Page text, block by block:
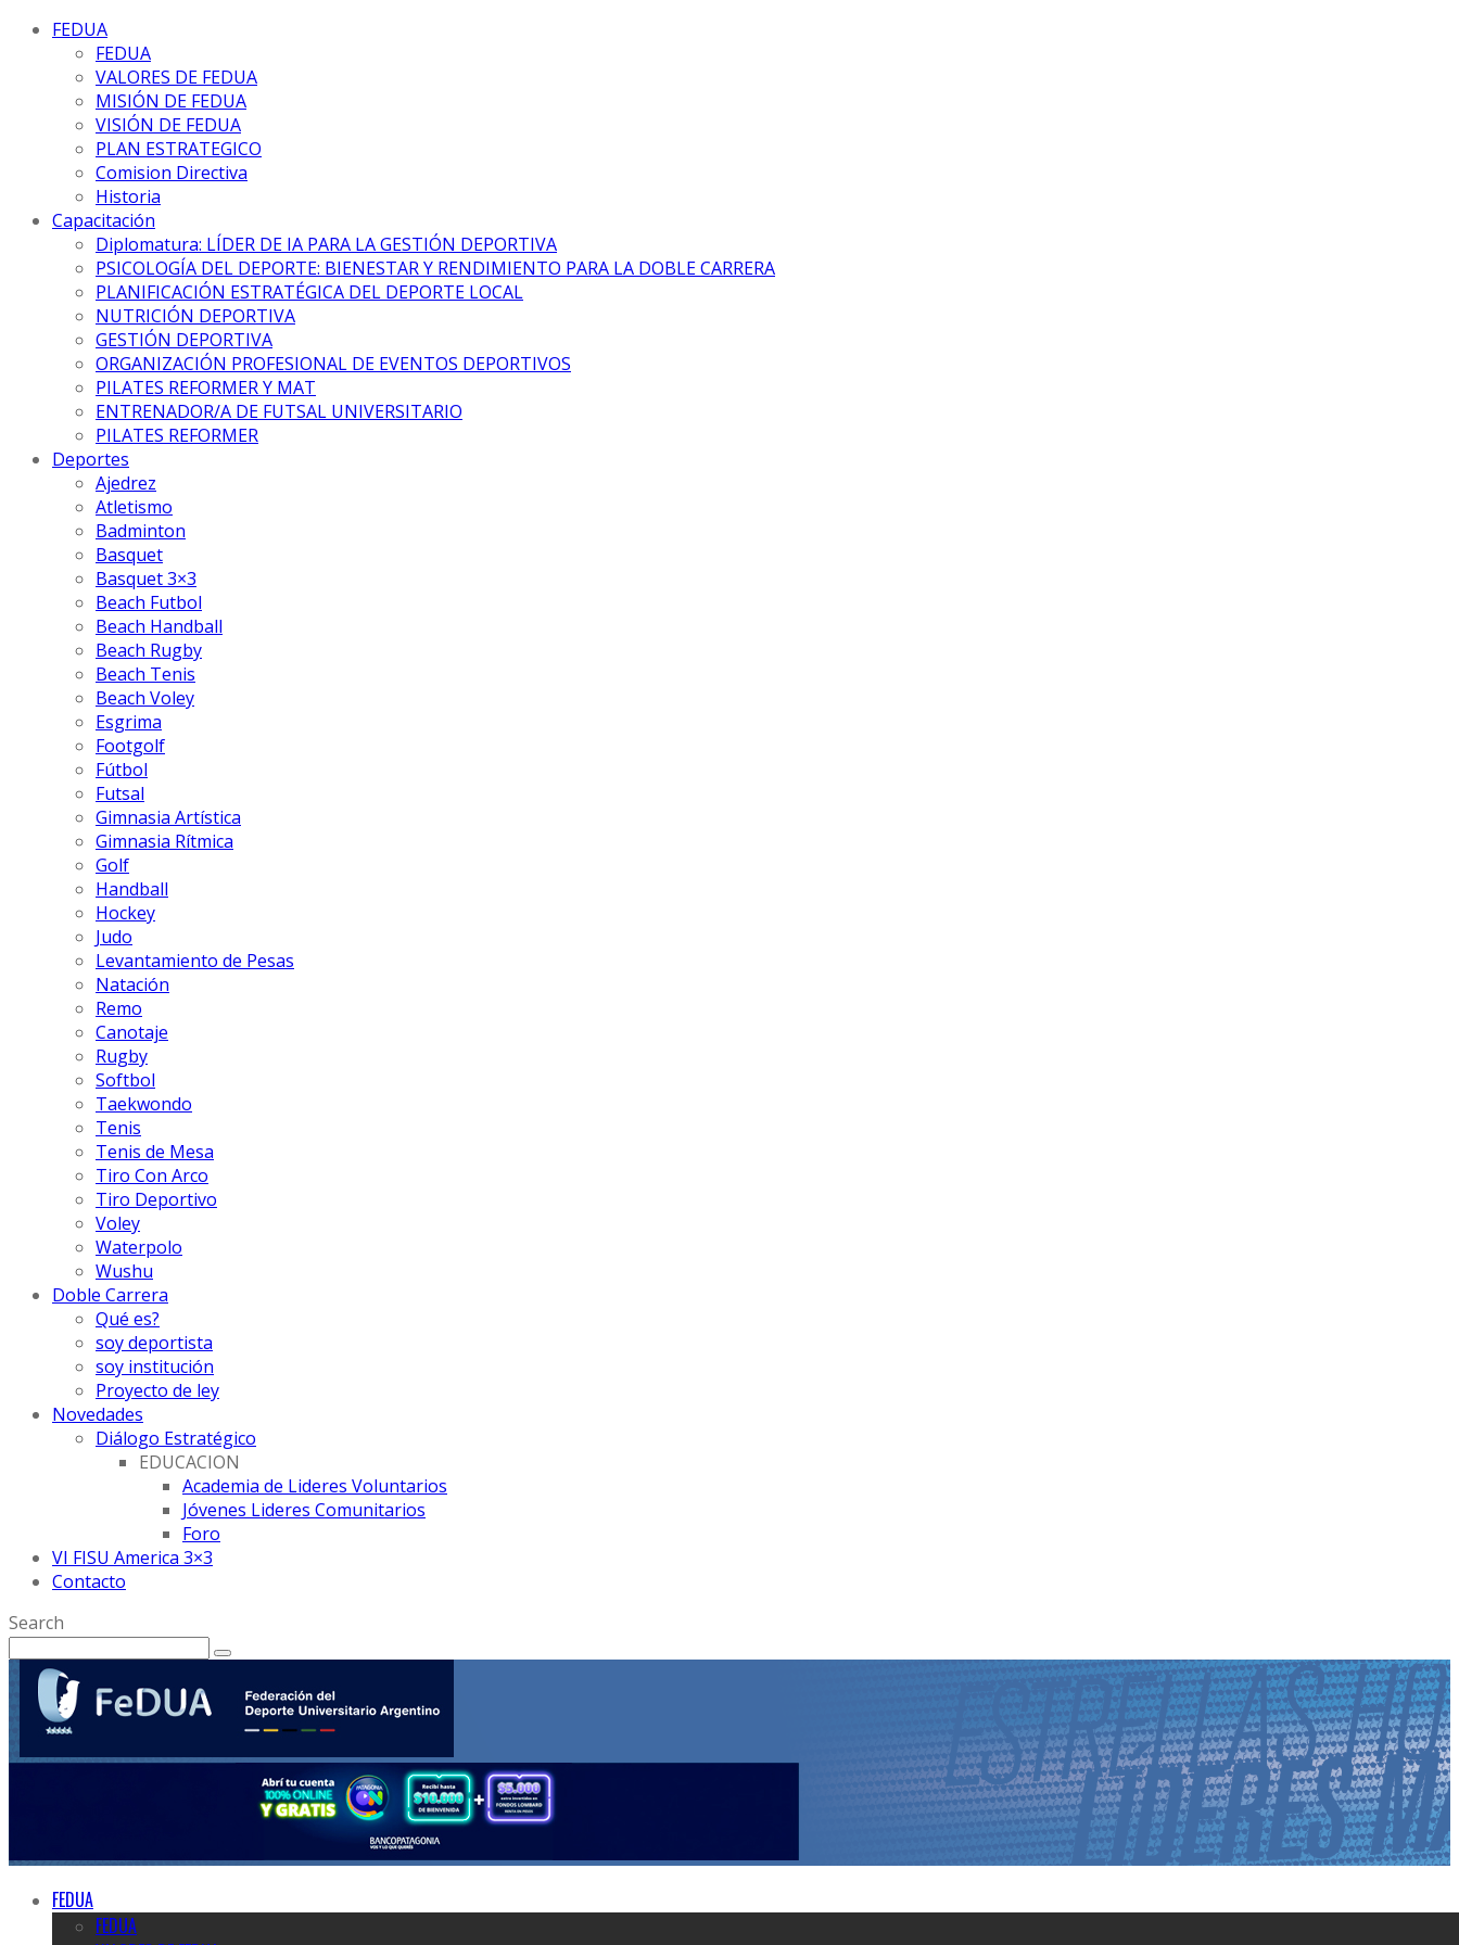
FEDUA
FEDUA
VALORES DE FEDUA
MISIÓN DE FEDUA
VISIÓN DE FEDUA
PLAN ESTRATEGICO
Comision Directiva
Historia
Capacitación
Diplomatura: LÍDER DE IA PARA LA GESTIÓN DEPORTIVA
PSICOLOGÍA DEL DEPORTE: BIENESTAR Y RENDIMIENTO PARA LA DOBLE CARRERA
PLANIFICACIÓN ESTRATÉGICA DEL DEPORTE LOCAL
NUTRICIÓN DEPORTIVA
GESTIÓN DEPORTIVA
ORGANIZACIÓN PROFESIONAL DE EVENTOS DEPORTIVOS
PILATES REFORMER Y MAT
ENTRENADOR/A DE FUTSAL UNIVERSITARIO
PILATES REFORMER
Deportes
Ajedrez
Atletismo
Badminton
Basquet
Basquet 3×3
Beach Futbol
Beach Handball
Beach Rugby
Beach Tenis
Beach Voley
Esgrima
Footgolf
Fútbol
Futsal
Gimnasia Artística
Gimnasia Rítmica
Golf
Handball
Hockey
Judo
Levantamiento de Pesas
Natación
Remo
Canotaje
Rugby
Softbol
Taekwondo
Tenis
Tenis de Mesa
Tiro Con Arco
Tiro Deportivo
Voley
Waterpolo
Wushu
Doble Carrera
Qué es?
soy deportista
soy institución
Proyecto de ley
Novedades
Diálogo Estratégico
EDUCACION
Academia de Lideres Voluntarios
Jóvenes Lideres Comunitarios
Foro
VI FISU America 3×3
Contacto
Search
FEDUA
FEDUA